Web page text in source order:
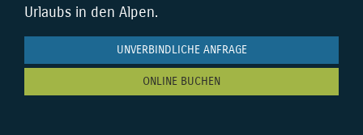
Urlaubs in den Alpen.
UNVERBINDLICHE ANFRAGE
ONLINE BUCHEN